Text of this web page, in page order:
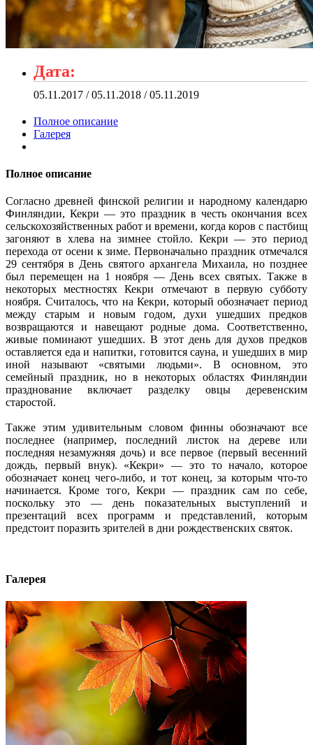
Дата:
05.11.2017 / 05.11.2018 / 05.11.2019
Полное описание
Галерея
Полное описание
Согласно древней финской религии и народному календарю
Финляндии, Кекри — это праздник в честь окончания всех
сельскохозяйственных работ и времени, когда коров с пастбищ
загоняют в хлева на зимнее стойло. Кекри — это период
перехода от осени к зиме. Первоначально праздник отмечался
29 сентября в День святого архангела Михаила, но позднее
был перемещен на 1 ноября — День всех святых. Также в
некоторых местностях Кекри отмечают в первую субботу
ноября. Считалось, что на Кекри, который обозначает период
между старым и новым годом, духи ушедших предков
возвращаются и навещают родные дома. Соответственно,
живые поминают ушедших. В этот день для духов предков
оставляется еда и напитки, готовится сауна, и ушедших в мир
иной называют «святыми людьми». В основном, это
семейный праздник, но в некоторых областях Финляндии
празднование включает разделку овцы деревенским
старостой.
Также этим удивительным словом финны обозначают все
последнее (например, последний листок на дереве или
последняя незамужняя дочь) и все первое (первый весенний
дождь, первый внук). «Кекри» — это то начало, которое
обозначает конец чего-либо, и тот конец, за которым что-то
начинается. Кроме того, Кекри — праздник сам по себе,
поскольку это — день показательных выступлений и
презентаций всех программ и представлений, которым
предстоит поразить зрителей в дни рождественских святок.
Галерея